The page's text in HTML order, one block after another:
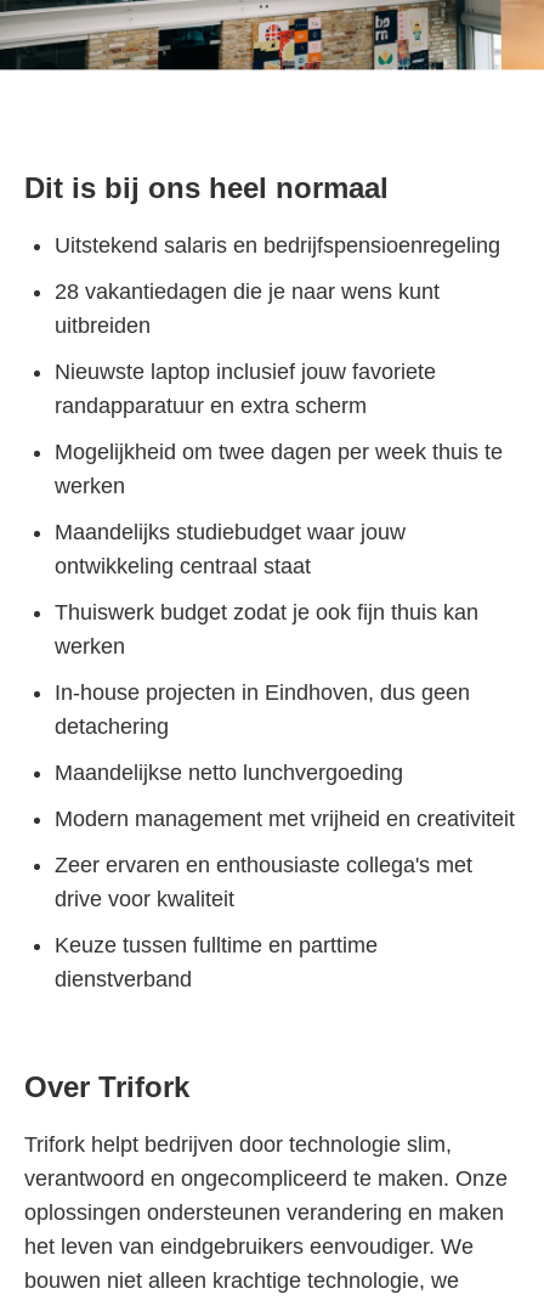
Dit is bij ons heel normaal
Uitstekend salaris en bedrijfspensioenregeling
28 vakantiedagen die je naar wens kunt
uitbreiden
Nieuwste laptop inclusief jouw favoriete
randapparatuur en extra scherm
Mogelijkheid om twee dagen per week thuis te
werken
Maandelijks studiebudget waar jouw
ontwikkeling centraal staat
Thuiswerk budget zodat je ook fijn thuis kan
werken
In-house projecten in Eindhoven, dus geen
detachering
Maandelijkse netto lunchvergoeding
Modern management met vrijheid en creativiteit
Zeer ervaren en enthousiaste collega's met
drive voor kwaliteit
Keuze tussen fulltime en parttime
dienstverband
Over Trifork
Trifork helpt bedrijven door technologie slim,
verantwoord en ongecompliceerd te maken. Onze
oplossingen ondersteunen verandering en maken
het leven van eindgebruikers eenvoudiger. We
bouwen niet alleen krachtige technologie, we